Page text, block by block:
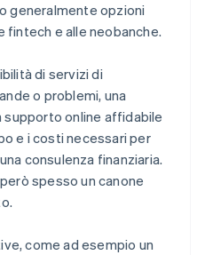
generalmente opzioni
fintech e alle neobanche.
di servizi di
o problemi, una
supporto online affidabile
e i costi necessari per
consulenza finanziaria.
spesso un canone
come ad esempio un